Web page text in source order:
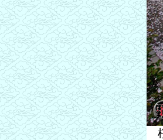
桜